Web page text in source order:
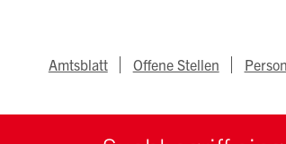
Metanav
Amtsblatt Offene Stellen